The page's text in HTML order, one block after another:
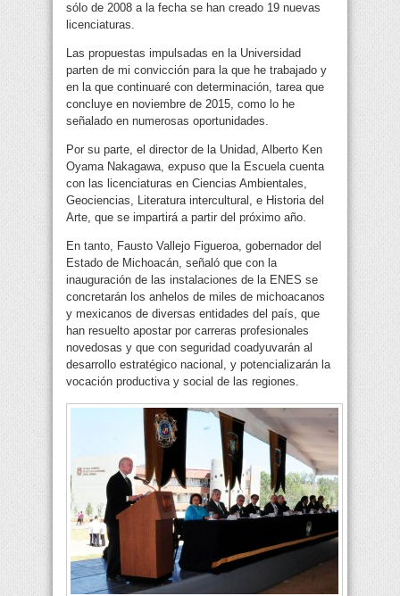
sólo de 2008 a la fecha se han creado 19 nuevas
licenciaturas.
Las propuestas impulsadas en la Universidad
parten de mi convicción para la que he trabajado y
en la que continuaré con determinación, tarea que
concluye en noviembre de 2015, como lo he
señalado en numerosas oportunidades.
Por su parte, el director de la Unidad, Alberto Ken
Oyama Nakagawa, expuso que la Escuela cuenta
con las licenciaturas en Ciencias Ambientales,
Geociencias, Literatura intercultural, e Historia del
Arte, que se impartirá a partir del próximo año.
En tanto, Fausto Vallejo Figueroa, gobernador del
Estado de Michoacán, señaló que con la
inauguración de las instalaciones de la ENES se
concretarán los anhelos de miles de michoacanos
y mexicanos de diversas entidades del país, que
han resuelto apostar por carreras profesionales
novedosas y que con seguridad coadyuvarán al
desarrollo estratégico nacional, y potencializarán la
vocación productiva y social de las regiones.